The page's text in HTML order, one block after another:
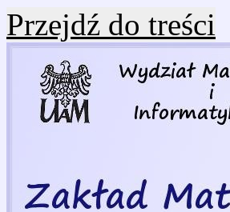
Przejdź do treści